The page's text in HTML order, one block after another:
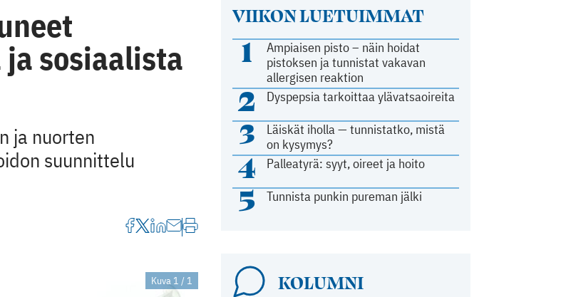
VIIKON LUETUIMMAT
1
Ampiaisen pisto – näin hoidat
pistoksen ja tunnistat vakavan
allergisen reaktion
2 Dyspepsia tarkoittaa ylävatsaoireita
3
Läiskät iholla — tunnistatko, mistä
on kysymys?
4 Palleatyrä: syyt, oireet ja hoito
5 Tunnista punkin pureman jälki
KOLUMNI
sosiaalista
ja nuorten
suunnittelu
Kuva 1 / 1